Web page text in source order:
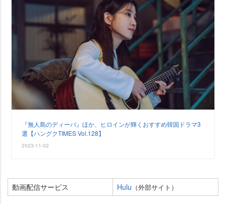
『無人島のディーバ』ほか、ヒロインが輝くおすすめ韓国ドラマ3
選【ハングクTIMES Vol.128】
2023-11-02
動画配信サービス Hulu （外部サイト）